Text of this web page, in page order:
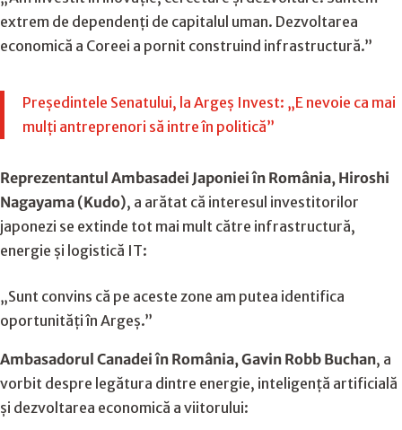
extrem de dependenți de capitalul uman. Dezvoltarea
economică a Coreei a pornit construind infrastructură.”
Președintele Senatului, la Argeș Invest: „E nevoie ca mai
mulți antreprenori să intre în politică”
Reprezentantul Ambasadei Japoniei în România, Hiroshi
Nagayama (Kudo), a arătat că interesul investitorilor
japonezi se extinde tot mai mult către infrastructură,
energie și logistică IT:
„Sunt convins că pe aceste zone am putea identifica
oportunități în Argeș.”
Ambasadorul Canadei în România, Gavin Robb Buchan, a
vorbit despre legătura dintre energie, inteligență artificială
și dezvoltarea economică a viitorului: